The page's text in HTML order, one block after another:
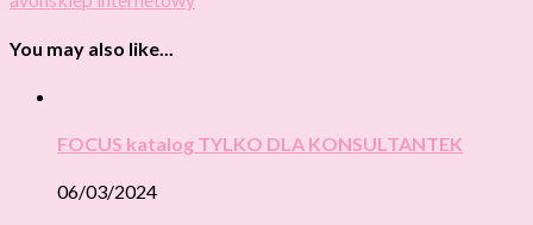
You may also like...
FOCUS katalog TYLKO DLA KONSULTANTEK
06/03/2024